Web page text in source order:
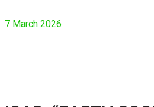
7 March 2026